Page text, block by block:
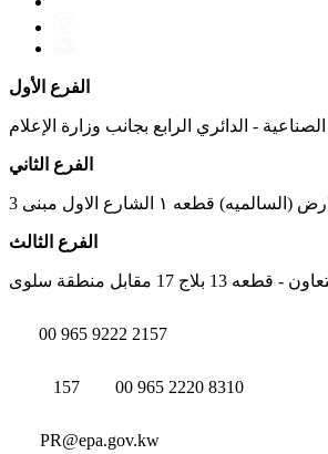
الفرع الأول
- الدائري الرابع بجانب وزارة الإعلام
الفرع الثاني
قطعه ١ الشارع الاول مبنى 3
الفرع الثالث
17 مقابل منطقة سلوى
00 965 9222 2157
157 00 965 2220 8310
PR@epa.gov.kw